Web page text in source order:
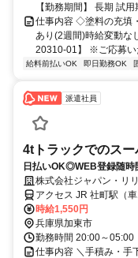
【勤務期間】 長期 試
仕事内容 ◇塗料の充填
あり(2週間)時給変動な
20310-01】 ※ご応募い
給料前払いOK 即日勤務OK
派遣社員
4tトラックでのス
日払いOK◎WEB登録随
株式会社ジャパン・リ
アクセス JR 社町駅（車
時給1,550円
兵庫県加東市
勤務時間 20:00～05:00
仕事内容 ＼手積み・手